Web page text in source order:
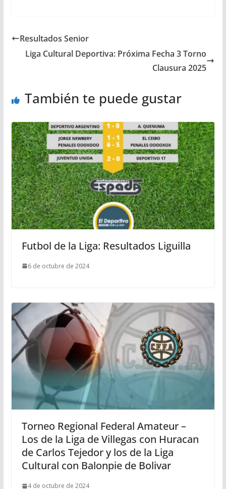
Resultados Senior
Liga Cultural Deportiva: Próxima Fecha 3 Torno
Clausura 2025
También te puede gustar
Futbol de la Liga: Resultados Liguilla
6 de octubre de 2024
Torneo Regional Federal Amateur –
Los de la Liga de Villegas con Huracan
de Carlos Tejedor y los de la Liga
Cultural con Balonpie de Bolivar
4 de octubre de 2024